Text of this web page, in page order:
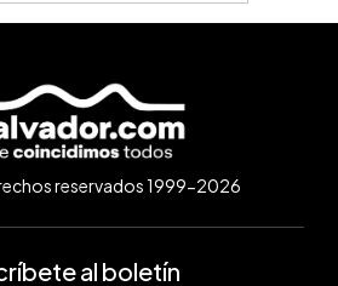
reservados 1999-2026
al boletín